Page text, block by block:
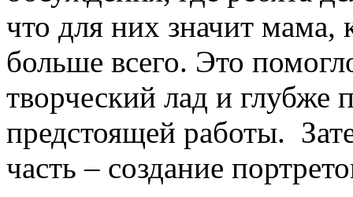
что для них значит мама,
больше всего. Это
творческий лад и глубже
предстоящей работы.
часть – создание